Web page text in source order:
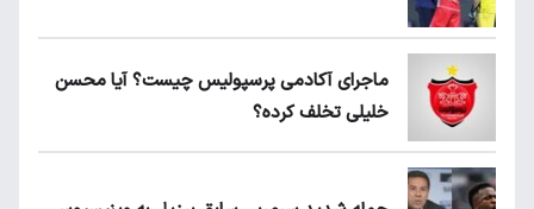
ماجرای آکادمی پرسپولیس چیست؟ آیا محسن
خلیلی تخلف کرده؟